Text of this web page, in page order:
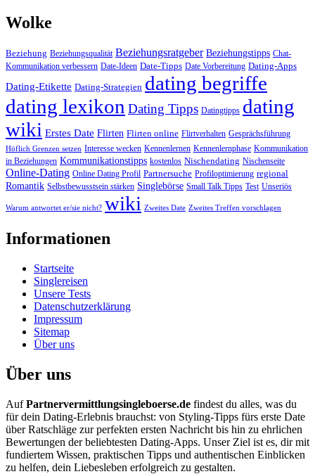
Wolke
Beziehung Beziehungsqualität Beziehungsratgeber Beziehungstipps Chat-
Kommunikation verbessern Date-Ideen Date-Tipps Date Vorbereitung Dating-Apps
Dating-Etikette Dating-Strategien dating begriffe
dating lexikon Dating Tipps Datingtipps dating
wiki Erstes Date Flirten Flirten online Flirtverhalten Gesprächsführung
Höflich Grenzen setzen Interesse wecken Kennenlernen Kennenlernphase Kommunikation
in Beziehungen Kommunikationstipps kostenlos Nischendating Nischenseite
Online-Dating Online Dating Profil Partnersuche Profiloptimierung regional
Romantik Selbstbewusstsein stärken Singlebörse Small Talk Tipps Test Unseriös
Warum antwortet er/sie nicht? wiki Zweites Date Zweites Treffen vorschlagen
Informationen
Startseite
Singlereisen
Unsere Tests
Datenschutzerklärung
Impressum
Sitemap
Über uns
Über uns
AufPartnervermittlungsingleboerse.de findest du alles, was du
für dein Dating-Erlebnis brauchst: von Styling-Tipps fürs erste Date
über Ratschläge zur perfekten ersten Nachricht bis hin zu ehrlichen
Bewertungen der beliebtesten Dating-Apps. Unser Ziel ist es, dir mit
fundiertem Wissen, praktischen Tipps und authentischen Einblicken
zu helfen, dein Liebesleben erfolgreich zu gestalten.